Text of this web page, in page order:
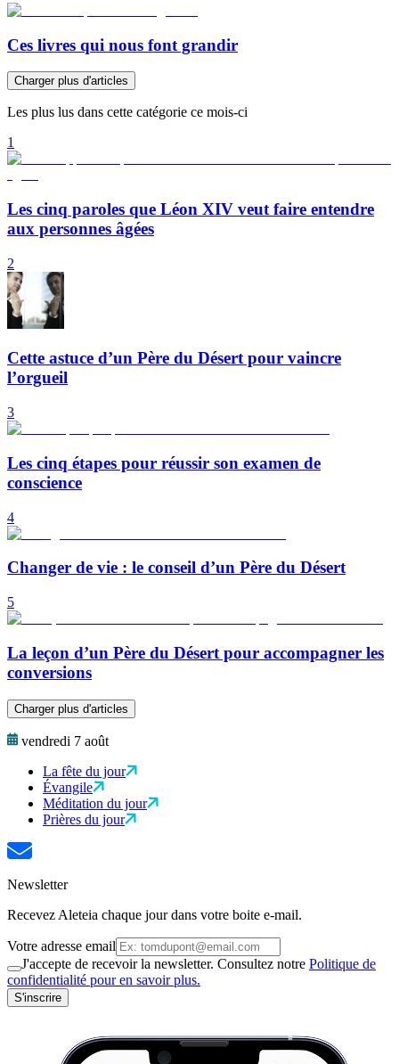
Ces livres qui nous font grandir
Charger plus d'articles
Les plus lus dans cette catégorie ce mois-ci
1
Les cinq paroles que Léon XIV veut faire entendre
aux personnes âgées
2
Cette astuce d’un Père du Désert pour vaincre
l’orgueil
3
Les cinq étapes pour réussir son examen de
conscience
4
Changer de vie : le conseil d’un Père du Désert
5
La leçon d’un Père du Désert pour accompagner les
conversions
Charger plus d'articles
vendredi 7 août
La fête du jour
Évangile
Méditation du jour
Prières du jour
Newsletter
Recevez Aleteia chaque jour dans votre boite e-mail.
Votre adresse email
J'accepte de recevoir la newsletter. Consultez notre Politique de
confidentialité pour en savoir plus.
S'inscrire